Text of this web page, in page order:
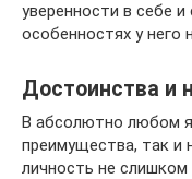
уверенности в себе и
особенностях у него
Достоинства и
В абсолютно любом
преимущества, так и
личность не слишком